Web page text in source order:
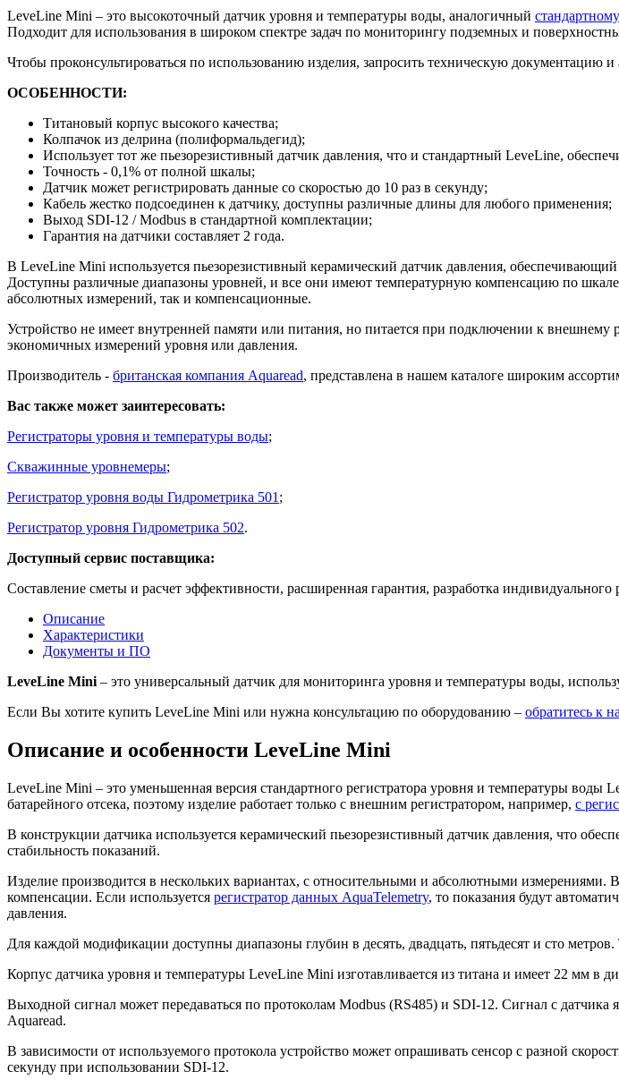
LeveLine Mini – это высокоточный датчик уровня и температуры воды, аналогичный
Подходит для использования в широком спектре задач по мониторингу подземных и
Чтобы проконсультироваться по использованию изделия, запросить техническую документацию
ОСОБЕННОСТИ:
Титановый корпус высокого качества;
Колпачок из делрина (полиформальдегид);
Использует тот же пьезорезистивный датчик давления, что и стандартный LeveLine,
Точность - 0,1% от полной шкалы;
Датчик может регистрировать данные со скоростью до 10 раз в секунду;
Кабель жестко подсоединен к датчику, доступны различные длины для любого применения;
Выход SDI-12 / Modbus в стандартной комплектации;
Гарантия на датчики составляет 2 года.
В LeveLine Mini используется пьезорезистивный керамический датчик давления,
Доступны различные диапазоны уровней, и все они имеют температурную компенсацию по
абсолютных измерений, так и компенсационные.
Устройство не имеет внутренней памяти или питания, но питается при подключении к внешнему
экономичных измерений уровня или давления.
Производитель - британская компания Aquaread, представлена в нашем каталоге широким
Вас также может заинтересовать:
Регистраторы уровня и температуры воды;
Скважинные уровнемеры;
Регистратор уровня воды Гидрометрика 501 ;
Регистратор уровня Гидрометрика 502.
Доступный сервис поставщика:
Составление сметы и расчет эффективности, расширенная гарантия, разработка индивидуального
Описание
Характеристики
Документы и ПО
LeveLine Mini – это универсальный датчик для мониторинга уровня и температуры воды,
Если Вы хотите купить LeveLine Mini или нужна консультацию по оборудованию – обратитесь к
Описание и особенности LeveLine Mini
LeveLine Mini – это уменьшенная версия стандартного регистратора уровня и температуры воды
батарейного отсека, поэтому изделие работает только с внешним регистратором, например, с
В конструкции датчика используется керамический пьезорезистивный датчик давления, что
стабильность показаний.
Изделие производится в нескольких вариантах, с относительными и абсолютными измерениями.
компенсации. Если используется регистратор данных AquaTelemetry, то показания будут
давления.
Для каждой модификации доступны диапазоны глубин в десять, двадцать, пятьдесят и сто
Корпус датчика уровня и температуры LeveLine Mini изготавливается из титана и имеет 22 мм в
Выходной сигнал может передаваться по протоколам Modbus (RS485) и SDI-12. Сигнал с
Aquaread.
В зависимости от используемого протокола устройство может опрашивать сенсор с разной
секунду при использовании SDI-12.